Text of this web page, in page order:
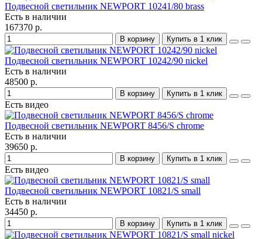
Подвесной светильник NEWPORT 10241/80 brass
Есть в наличии
167370 р.
В корзину Купить в 1 клик
Подвесной светильник NEWPORT 10242/90 nickel
Есть в наличии
48500 р.
В корзину Купить в 1 клик
Есть видео
Подвесной светильник NEWPORT 8456/S chrome
Есть в наличии
39650 р.
В корзину Купить в 1 клик
Есть видео
Подвесной светильник NEWPORT 10821/S small
Есть в наличии
34450 р.
В корзину Купить в 1 клик